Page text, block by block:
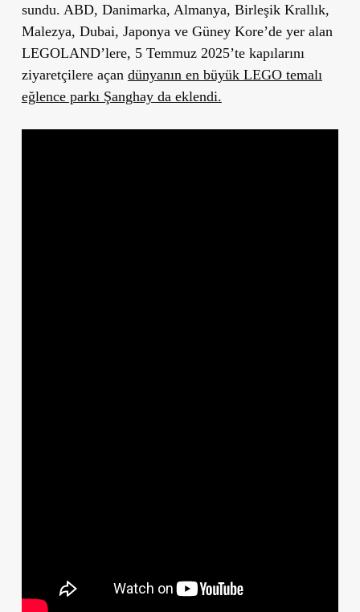
sundu. ABD, Danimarka, Almanya, Birleşik Krallık,
Malezya, Dubai, Japonya ve Güney Kore’de yer alan
LEGOLAND’lere, 5 Temmuz 2025’te kapılarını
ziyaretçilere açan dünyanın en büyük LEGO temalı
eğlence parkı Şanghay da eklendi.